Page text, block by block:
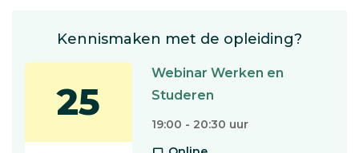
Kennismaken met de opleiding?
25
Webinar Werken en
Studeren
19:00 - 20:30 uur